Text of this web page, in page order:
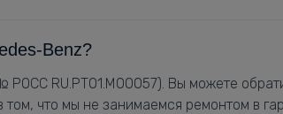
Benz?
RU.РТ01.М00057). Вы можете
что мы не занимаемся ремонтом в